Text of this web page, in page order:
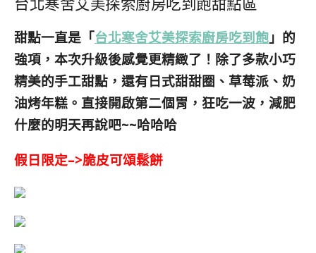
甜點一直是 「台北寒舍艾美探索廚房吃到飽 」的
強項，本次升級後感覺更精緻了！除了多款小巧
精美的手工甜點，還有日式甜甜圈、草莓派、奶
油烤年糕。直接開啟第二個胃，狂吃一波，減肥
什麼的明天再說吧~~哈哈哈
假日限定–>脆皮可頌鬆餅